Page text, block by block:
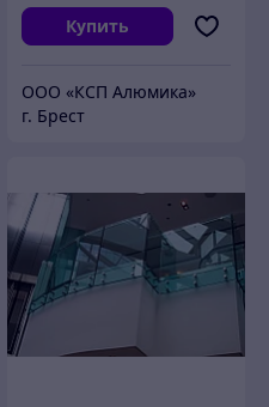
Купить
ООО «КСП Алюмика»
г. Брест